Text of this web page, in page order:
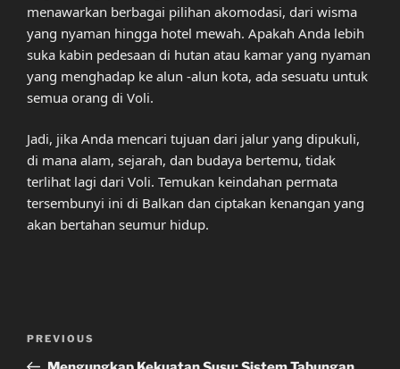
menawarkan berbagai pilihan akomodasi, dari wisma
yang nyaman hingga hotel mewah. Apakah Anda lebih
suka kabin pedesaan di hutan atau kamar yang nyaman
yang menghadap ke alun -alun kota, ada sesuatu untuk
semua orang di Voli.
Jadi, jika Anda mencari tujuan dari jalur yang dipukuli,
di mana alam, sejarah, dan budaya bertemu, tidak
terlihat lagi dari Voli. Temukan keindahan permata
tersembunyi ini di Balkan dan ciptakan kenangan yang
akan bertahan seumur hidup.
Previous
Post
PREVIOUS